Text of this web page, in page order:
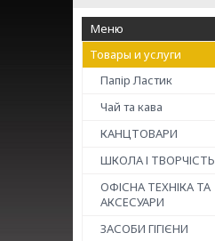
Товары и услуги
Папір Ластик
Чай та кава
КАНЦТОВАРИ
ШКОЛА І ТВОРЧІСТЬ
ОФІСНА ТЕХНІКА ТА
АКСЕСУАРИ
ЗАСОБИ ГІГІЄНИ